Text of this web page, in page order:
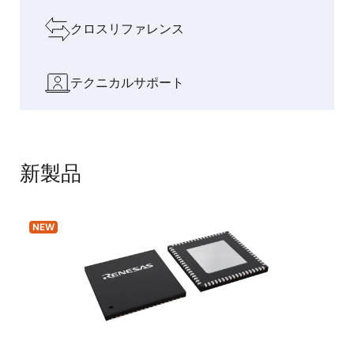
クロスリファレンス
テクニカルサポート
新製品
NEW